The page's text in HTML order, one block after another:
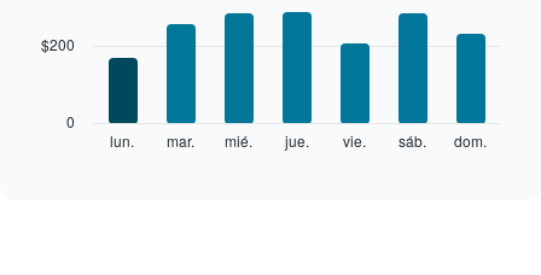
lun. mar. mié. jue. vie. sáb. dom.
0
$200